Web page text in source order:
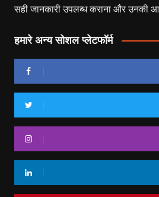
सही जानकारी उपलब्ध कराना और उनकी
हमारे अन्य सोशल प्लेटफॉर्म